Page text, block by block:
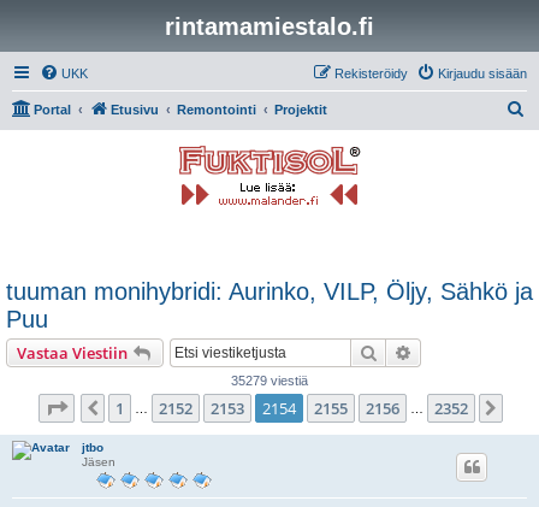
rintamamiestalo.fi
UKK Kirjaudu sisään
Rekisteröidy
Portal Etusivu Remontointi Projektit
tuuman monihybridi: Aurinko, VILP, Öljy, Sähkö ja
Puu
Vastaa Viestiin Etsi
35279 viestiä
Sivu 2154/2352
Edellinen
1 2152 2153 2154 2155 2156 2352
jtbo
Jäsen